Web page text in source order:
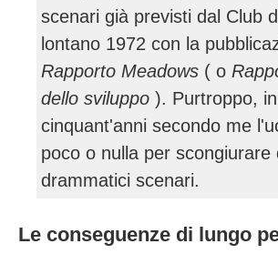
scenari già previsti dal Club
lontano 1972 con la
Rapporto Meadows ( o
dello sviluppo ). Purtroppo,
cinquant'anni secondo me
poco o nulla per scongiurare
drammatici scenari.
Le conseguenze di lungo